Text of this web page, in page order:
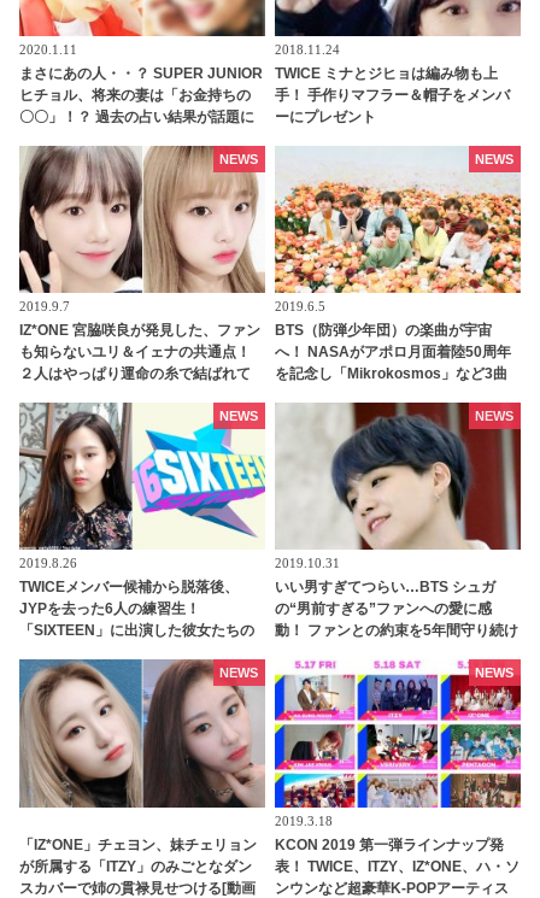
2020.1.11
まさにあの人・・？ SUPER JUNIOR
ヒチョル、将来の妻は「お金持ちの
〇〇」！？ 過去の占い結果が話題に
2018.11.24
TWICE ミナとジヒョは編み物も上
手！ 手作りマフラー＆帽子をメンバ
ーにプレゼント
2019.9.7
IZ*ONE 宮脇咲良が発見した、ファン
も知らないユリ＆イェナの共通点！
２人はやっぱり運命の糸で結ばれて
NEWS
2019.6.5
BTS（防弾少年団）の楽曲が宇宙
へ！ NASAがアポロ月面着陸50周年
を記念し「Mikrokosmos」など3曲
NEWS
2019.8.26
TWICEメンバー候補から脱落後、
JYPを去った6人の練習生！
「SIXTEEN」に出演した彼女たちの
NEWS
2019.10.31
いい男すぎてつらい…BTS シュガ
の“男前すぎる”ファンへの愛に感
動！ ファンとの約束を5年間守り続け
シュガの”沼”に落ちていく人が続出
NEWS
「IZ*ONE」チェヨン、妹チェリョン
が所属する「ITZY」のみごとなダン
スカバーで姉の貫禄見せつける[動画
NEWS
2019.3.18
KCON 2019 第一弾ラインナップ発
表！ TWICE、ITZY、IZ*ONE、ハ・ソ
ンウンなど超豪華K-POPアーティス
NEWS